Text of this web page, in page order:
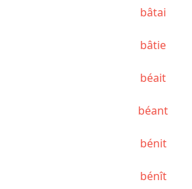
bâtai
bâtie
béait
béant
bénit
bénît